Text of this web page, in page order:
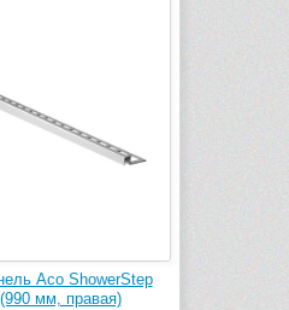
Aco ShowerStep
мм, правая)